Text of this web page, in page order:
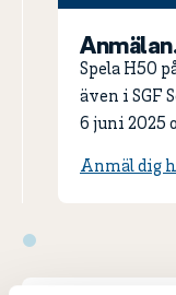
Spela H50
även i SGF
6 juni 2025
Anmäl dig